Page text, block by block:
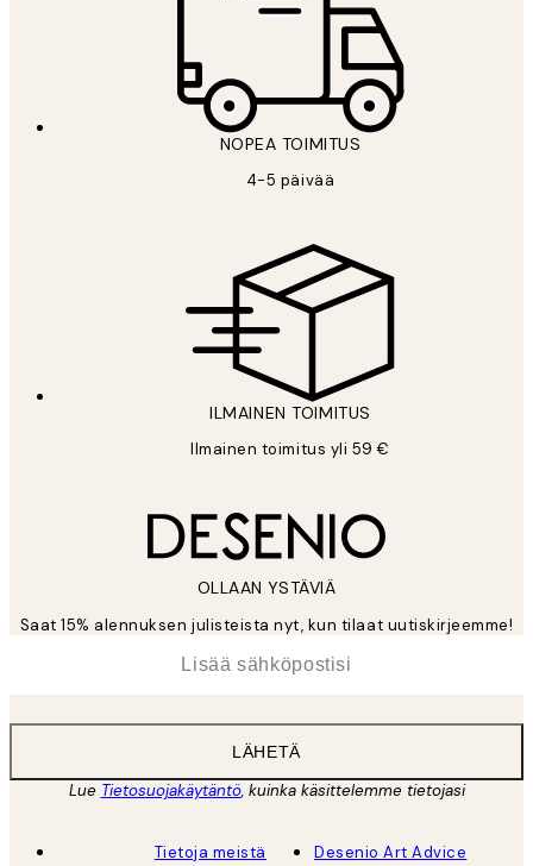
NOPEA TOIMITUS
4-5 päivää
ILMAINEN TOIMITUS
Ilmainen toimitus yli 59 €
OLLAAN YSTÄVIÄ
Saat 15% alennuksen julisteista nyt, kun tilaat uutiskirjeemme!
LÄHETÄ
Lue Tietosuojakäytäntö, kuinka käsittelemme tietojasi
Tietoja meistä
Desenio Art Advice